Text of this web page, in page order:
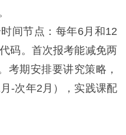
间节点：每年6月和12
码。首次报考能减免两
考期安排要讲究策略，
-次年2月），实践课配